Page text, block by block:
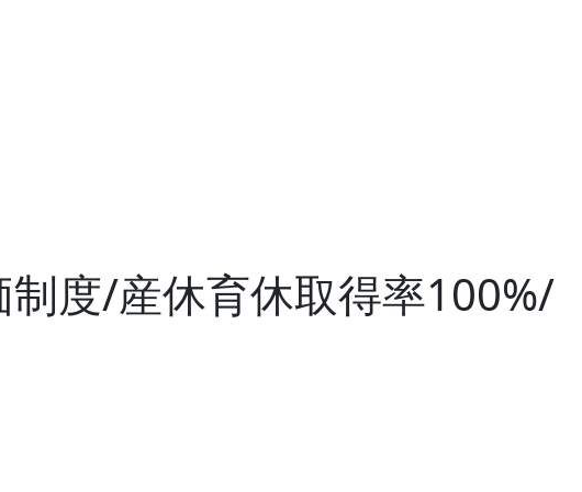
度/産休育休取得率100%/